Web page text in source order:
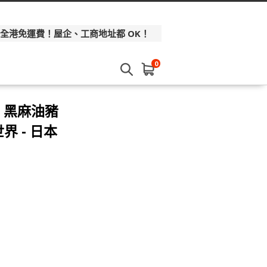
港免運費！屋企、工商地址都 OK！
0
麻油豬
- 日本